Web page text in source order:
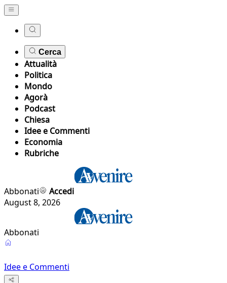
Cerca
Attualità
Politica
Mondo
Agorà
Podcast
Chiesa
Idee e Commenti
Economia
Rubriche
Abbonati
Accedi
August 8, 2026
Abbonati
Idee e Commenti